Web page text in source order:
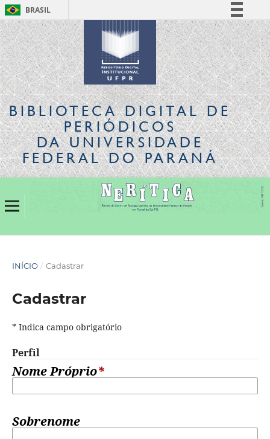
BRASIL
Simplifique!
Comunica BR
Participe
Acesso à informação
Legislação
Canais
BIBLIOTECA DIGITALDE
PERIÓDICOS
DA UNIVERSIDADE
FEDERAL DO PARANÁ
INÍCIO / Cadastrar
Cadastrar
* Indica campo obrigatório
Perfil
Nome Próprio*
Sobrenome